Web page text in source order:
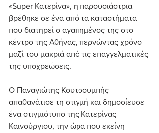
«Super Κατερίνα», η παρουσιάστρια
βρέθηκε σε ένα από τα καταστήματα
που διατηρεί ο αγαπημένος της στο
κέντρο της Αθήνας, περνώντας χρόνο
μαζί του μακριά από τις επαγγελματικές
της υποχρεώσεις.
Ο Παναγιώτης Κουτσουμπής
απαθανάτισε τη στιγμή και δημοσίευσε
ένα στιγμιότυπο της Κατερίνας
Καινούργιου, την ώρα που εκείνη